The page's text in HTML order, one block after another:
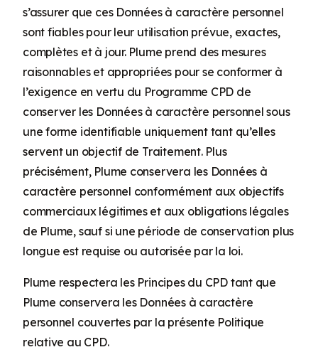
s’assurer que ces Données à caractère personnel
sont fiables pour leur utilisation prévue, exactes,
complètes et à jour. Plume prend des mesures
raisonnables et appropriées pour se conformer à
l’exigence en vertu du Programme CPD de
conserver les Données à caractère personnel sous
une forme identifiable uniquement tant qu’elles
servent un objectif de Traitement. Plus
précisément, Plume conservera les Données à
caractère personnel conformément aux objectifs
commerciaux légitimes et aux obligations légales
de Plume, sauf si une période de conservation plus
longue est requise ou autorisée par la loi.
Plume respectera les Principes du CPD tant que
Plume conservera les Données à caractère
personnel couvertes par la présente Politique
relative au CPD.